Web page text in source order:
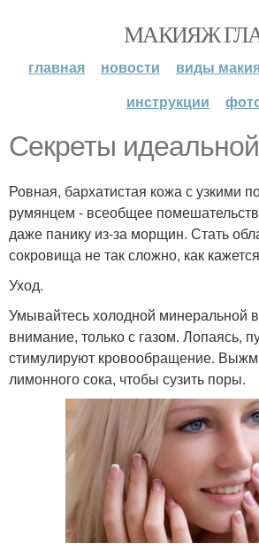
МАКИЯЖ
главная новости виды
инструкции
Секреты
Ровная, бархатистая кожа с узкими
румянцем - всеобщее
даже панику из-за морщин. Стать
сокровища не так сложно, как
Уход.
Умывайтесь холодной минеральной
внимание, только с газом. Лопаясь,
стимулируют кровообращение.
лимонного сока, чтобы сузить поры.